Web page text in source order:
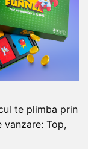
te plimba prin
Top,